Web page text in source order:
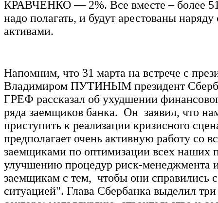
КРАВЧЕНКО — 2%. Все вместе – более
надо полагать, и будут арестованы
активами.
Напомним, что 31 марта на встрече с
Владимиром ПУТИНЫМ президент
ГРЕФ рассказал об ухудшении
ряда заемщиков банка. Он заявил, что
приступить к реализации кризисного
предполагает очень активную работу со
заемщиками по оптимизации всех наших
улучшению процедур риск-менеджмента
заемщикам с тем, чтобы они справились
ситуацией". Глава Сбербанка выделил